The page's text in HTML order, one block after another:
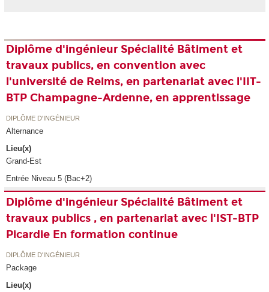
Diplôme d'ingénieur Spécialité Bâtiment et
travaux publics, en convention avec
l'université de Reims, en partenariat avec l'IIT-
BTP Champagne-Ardenne, en apprentissage
DIPLÔME D'INGÉNIEUR
Alternance
Lieu(x)
Grand-Est
Entrée Niveau 5 (Bac+2)
Diplôme d'ingénieur Spécialité Bâtiment et
travaux publics , en partenariat avec l'IST-BTP
Picardie En formation continue
DIPLÔME D'INGÉNIEUR
Package
Lieu(x)